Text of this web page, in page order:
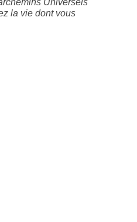
Universels
la vie dont vous